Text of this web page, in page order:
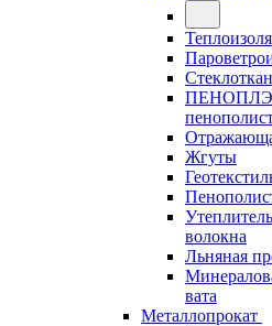
Жгуты
волокна
Льняная
вата
Металлопрокат